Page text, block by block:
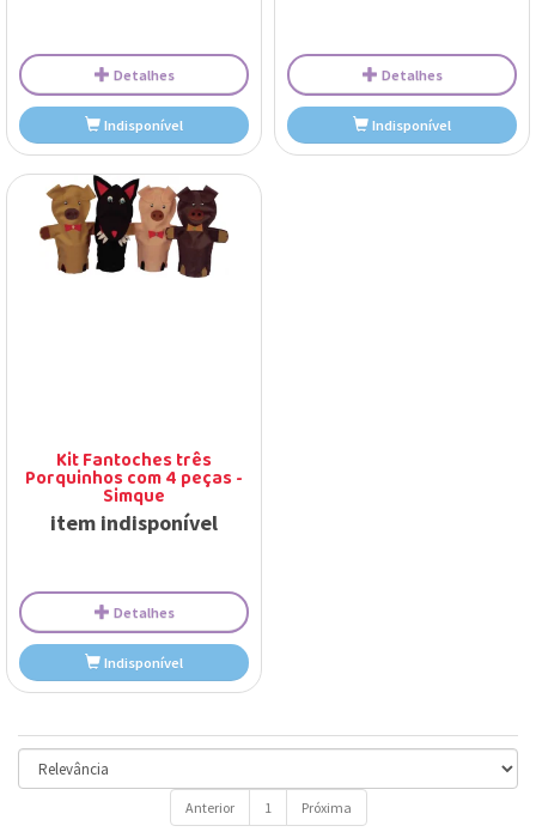
Kit Fantoches três
Porquinhos com 4 peças -
Simque
item indisponível
Anterior 1 Próxima